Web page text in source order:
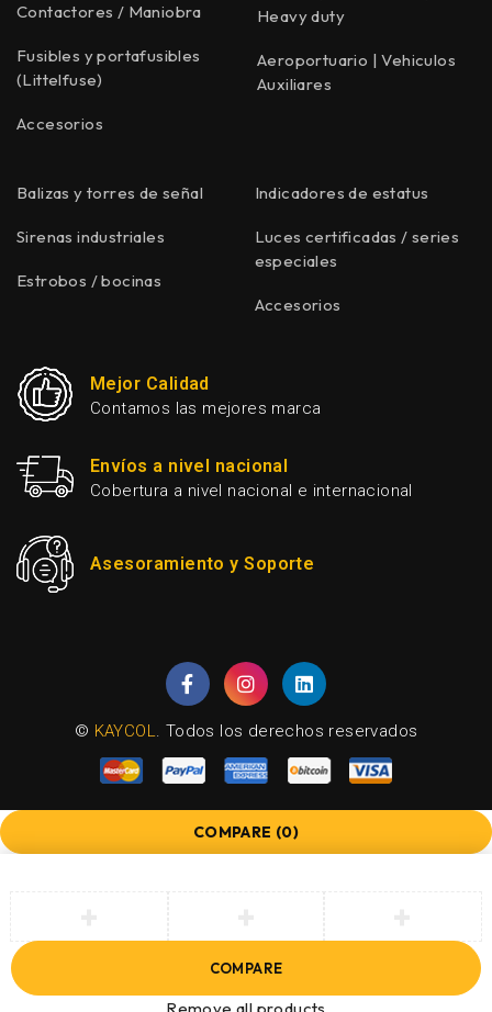
Contactores / Maniobra
Fusibles y portafusibles
(Littelfuse)
Accesorios
Heavy duty
Aeroportuario | Vehiculos
Auxiliares
Balizas y torres de señal
Sirenas industriales
Estrobos / bocinas
Indicadores de estatus
Luces certificadas / series
especiales
Accesorios
Mejor Calidad
Contamos las mejores marca
Envíos a nivel nacional
Cobertura a nivel nacional e internacional
Asesoramiento y Soporte
© KAYCOL. Todos los derechos reservados
COMPARE (0)
COMPARE